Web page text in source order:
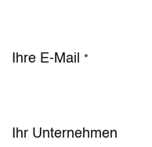
Ihre E-Mail *
Ihr Unternehmen